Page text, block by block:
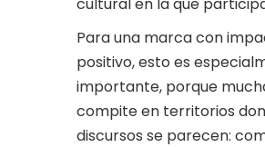
Para una marca con
positivo, esto es
importante, porque
compite en territorios
discursos se parecen: